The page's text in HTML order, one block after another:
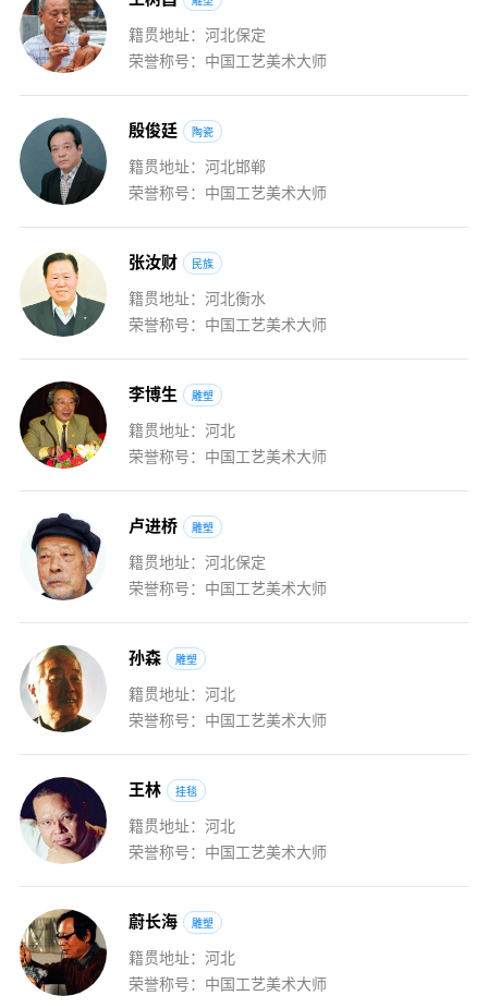
籍贯地址：河北保定
荣誉称号：中国工艺美术大师
殷俊廷 陶瓷
籍贯地址：河北邯郸
荣誉称号：中国工艺美术大师
张汝财 民族
籍贯地址：河北衡水
荣誉称号：中国工艺美术大师
李博生 雕塑
籍贯地址：河北
荣誉称号：中国工艺美术大师
卢进桥 雕塑
籍贯地址：河北保定
荣誉称号：中国工艺美术大师
孙森 雕塑
籍贯地址：河北
荣誉称号：中国工艺美术大师
王林 挂毯
籍贯地址：河北
荣誉称号：中国工艺美术大师
蔚长海 雕塑
籍贯地址：河北
荣誉称号：中国工艺美术大师